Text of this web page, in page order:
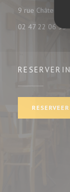
9 rue
02 47 22 06 35